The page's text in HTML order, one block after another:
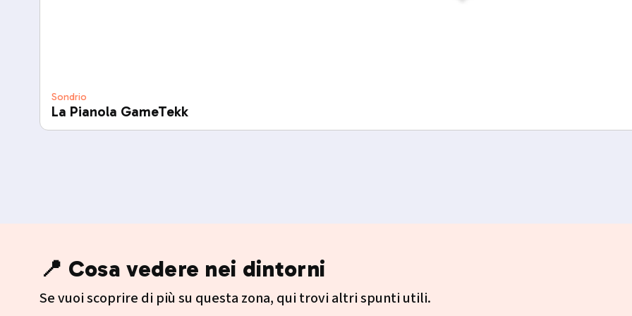
Sondrio
La Pianola GameTekk
📍 Cosa vedere nei dintorni
Se vuoi scoprire di più su questa zona, qui trovi altri spunti utili.